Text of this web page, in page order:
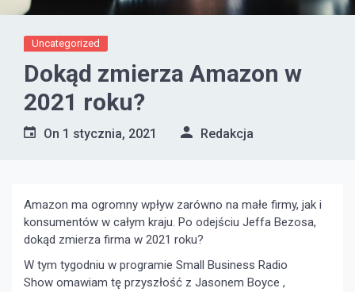
Uncategorized
Dokąd zmierza Amazon w
2021 roku?
On 1 stycznia, 2021 Redakcja
Amazon ma ogromny wpływ zarówno na małe firmy, jak i
konsumentów w całym kraju. Po odejściu Jeffa Bezosa,
dokąd zmierza firma w 2021 roku?
W tym tygodniu w programie Small Business Radio
Show omawiam tę przyszłość z Jasonem Boyce ,